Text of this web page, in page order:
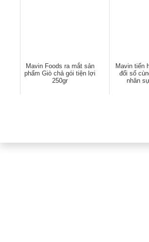
Mavin Foods ra mắt sản
phẩm Giò chả gói tiện lợi
250gr
Mavin tiến
đổi số
nhân